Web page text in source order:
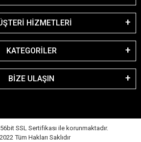
HİZMETLERİ
KATEGORİLER
BİZE ULAŞIN
SSL Sertifikası ile korunmaktadır.
Tüm Hakları Saklıdır